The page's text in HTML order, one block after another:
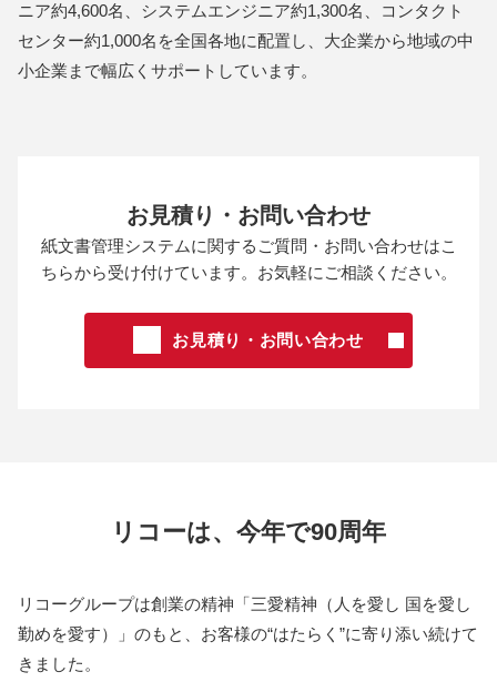
ニア約4,600名、システムエンジニア約1,300名、コンタクト
センター約1,000名を全国各地に配置し、大企業から地域の中
小企業まで幅広くサポートしています。
お見積り・お問い合わせ
紙文書管理システムに関するご質問・お問い合わせはこ
ちらから受け付けています。お気軽にご相談ください。
お見積り・お問い合わせ
リコーは、今年で90周年
リコーグループは創業の精神「三愛精神（人を愛し 国を愛し
勤めを愛す）」のもと、お客様の“はたらく”に寄り添い続けて
きました。